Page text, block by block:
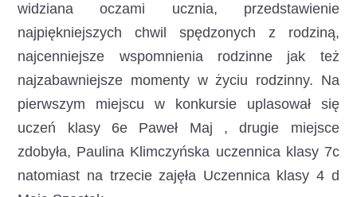
widziana oczami ucznia, przedstawienie
najpiękniejszych chwil spędzonych z rodziną,
najcenniejsze wspomnienia rodzinne jak też
najzabawniejsze momenty w życiu rodzinny. Na
pierwszym miejscu w konkursie uplasował się
uczeń klasy 6e Paweł Maj , drugie miejsce
zdobyła, Paulina Klimczyńska uczennica klasy 7c
natomiast na trzecie zajęła Uczennica klasy 4 d